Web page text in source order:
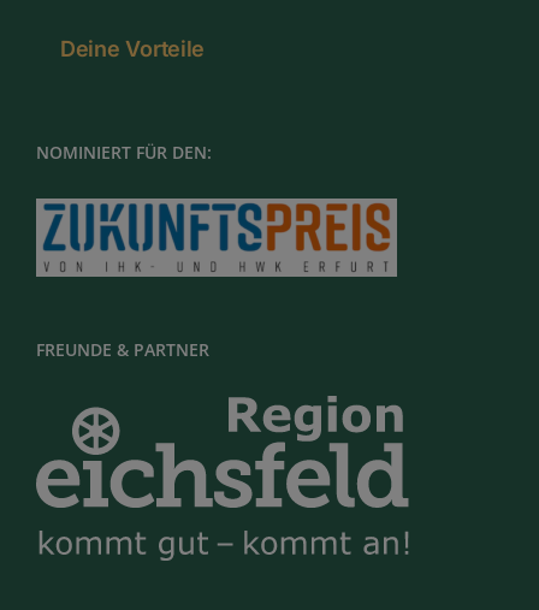
Deine Vorteile
NOMINIERT FÜR DEN:
FREUNDE & PARTNER